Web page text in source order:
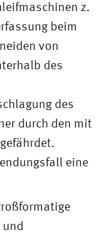
z.
beim
von
des
des
durch den mit
eine
und